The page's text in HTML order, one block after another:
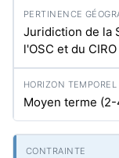
Juridiction de la
l'OSC et du
Moyen terme (2-